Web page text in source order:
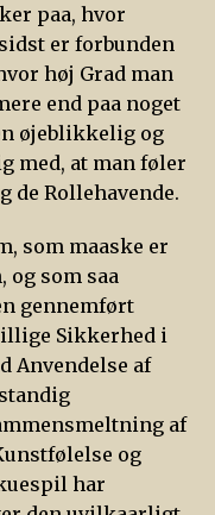
paa, hvor
er forbunden
høj Grad man
end paa noget
øjeblikkelig og
med, at man føler
de Rollehavende.
som maaske er
og som saa
gennemført
Sikkerhed i
Anvendelse af
af
og
har